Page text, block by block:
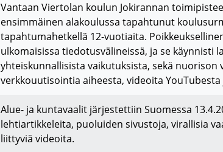
Vantaan Viertolan koulun Jokirannan
ensimmäinen alakoulussa tapahtunut
tapahtumahetkellä 12-vuotiaita.
ulkomaisissa tiedotusvälineissä, ja se käynnisti
yhteiskunnallisista vaikutuksista, sekä nuorison
verkkouutisointia aiheesta, videoita
Alue- ja kuntavaalit järjestettiin Suomessa
lehtiartikkeleita, puoluiden sivustoja, virallisia
liittyviä videoita.